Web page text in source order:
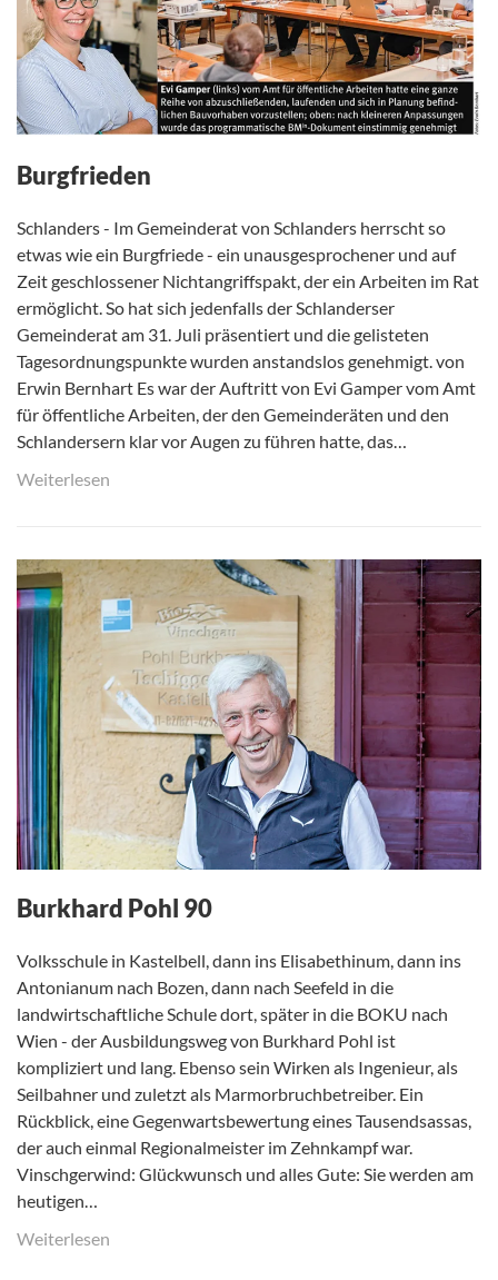
Burgfrieden
Schlanders - Im Gemeinderat von Schlanders herrscht so
etwas wie ein Burgfriede - ein unausgesprochener und auf
Zeit geschlossener Nichtangriffspakt, der ein Arbeiten im Rat
ermöglicht. So hat sich jedenfalls der Schlanderser
Gemeinderat am 31. Juli präsentiert und die gelisteten
Tagesordnungspunkte wurden anstandslos genehmigt. von
Erwin Bernhart Es war der Auftritt von Evi Gamper vom Amt
für öffentliche Arbeiten, der den Gemeinderäten und den
Schlandersern klar vor Augen zu führen hatte, das…
Weiterlesen
Burkhard Pohl 90
Volksschule in Kastelbell, dann ins Elisabethinum, dann ins
Antonianum nach Bozen, dann nach Seefeld in die
landwirtschaftliche Schule dort, später in die BOKU nach
Wien - der Ausbildungsweg von Burkhard Pohl ist
kompliziert und lang. Ebenso sein Wirken als Ingenieur, als
Seilbahner und zuletzt als Marmorbruchbetreiber. Ein
Rückblick, eine Gegenwartsbewertung eines Tausendsassas,
der auch einmal Regionalmeister im Zehnkampf war.
Vinschgerwind: Glückwunsch und alles Gute: Sie werden am
heutigen…
Weiterlesen